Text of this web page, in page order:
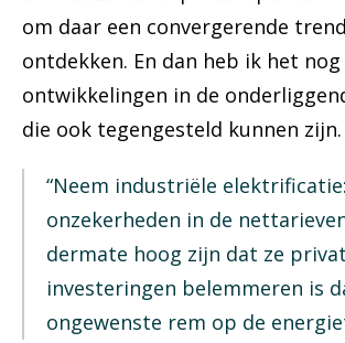
om daar een convergerende
ontdekken. En dan heb ik het
ontwikkelingen in de
die ook tegengesteld kunnen zijn.
“Neem industriële
onzekerheden in de
dermate hoog zijn dat ze
investeringen belemmeren is
ongewenste rem op de